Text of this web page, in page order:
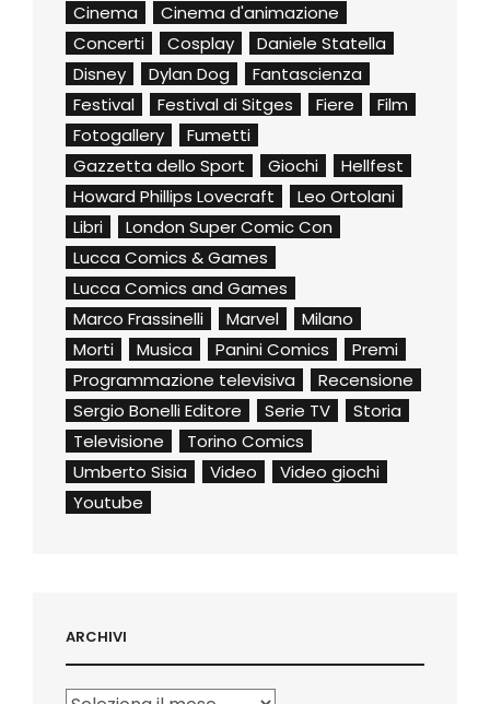
Cinema
Cinema d'animazione
Concerti
Cosplay
Daniele Statella
Disney
Dylan Dog
Fantascienza
Festival
Festival di Sitges Fiere
Film
Fotogallery
Fumetti
Gazzetta dello Sport
Giochi
Hellfest
Howard Phillips Lovecraft
Leo Ortolani
Libri
London Super Comic Con
Lucca Comics & Games
Lucca Comics and Games
Marco Frassinelli
Marvel
Milano
Morti
Musica Panini Comics
Premi
Programmazione televisiva
Recensione
Sergio Bonelli Editore
Serie TV
Storia
Televisione
Torino Comics
Umberto Sisia
Video
Video giochi
Youtube
ARCHIVI